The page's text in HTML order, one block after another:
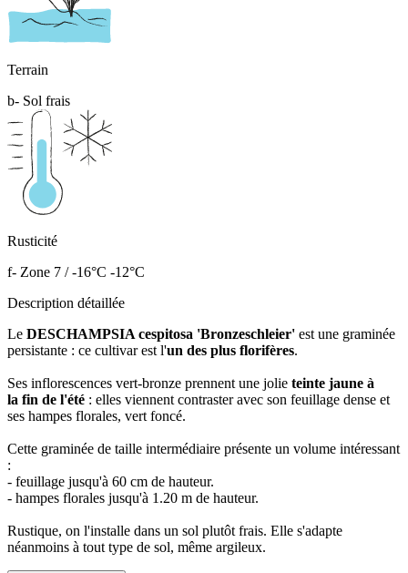
Terrain
b- Sol frais
Rusticité
f- Zone 7 / -16°C -12°C
Description détaillée
Le DESCHAMPSIA cespitosa 'Bronzeschleier' est une graminée
persistante : ce cultivar est l'un des plus florifères.
Ses inflorescences vert-bronze prennent une jolie teinte jaune à
la fin de l'été : elles viennent contraster avec son feuillage dense et
ses hampes florales, vert foncé.
Cette graminée de taille intermédiaire présente un volume intéressant
:
- feuillage jusqu'à 60 cm de hauteur.
- hampes florales jusqu'à 1.20 m de hauteur.
Rustique, on l'installe dans un sol plutôt frais. Elle s'adapte
néanmoins à tout type de sol, même argileux.